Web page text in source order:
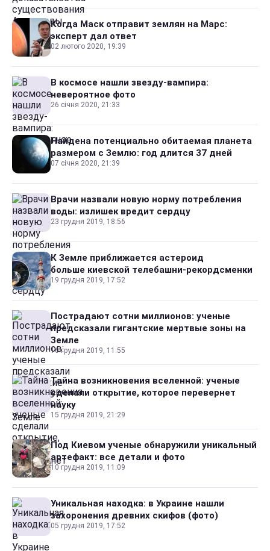
Когда Маск отправит землян на Марс:
эксперт дал ответ
02 лютого 2020, 19:39
В космосе нашли звезду-вампира:
невероятное фото
26 січня 2020, 21:33
Найдена потенциально обитаемая планета
размером с Землю: год длится 37 дней
07 січня 2020, 21:39
Врачи назвали новую норму потребления
воды: излишек вредит сердцу
23 грудня 2019, 18:56
К Земле приближается астероид
больше киевской телебашни-рекордсменки
19 грудня 2019, 17:52
Пострадают сотни миллионов: ученые
предсказали гигантские мертвые зоны на
Земле
16 грудня 2019, 11:55
Тайна возникновения вселенной: ученые
сделали открытие, которое перевернет
науку
15 грудня 2019, 21:29
Под Киевом ученые обнаружили уникальный
артефакт: все детали и фото
10 грудня 2019, 11:09
Уникальная находка: в Украине нашли
захоронения древних скифов (фото)
05 грудня 2019, 17:52